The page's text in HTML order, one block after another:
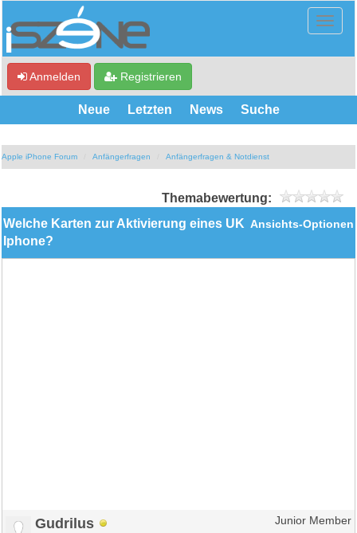
Anmelden Registrieren
Neue Letzten News Suche
Apple iPhone Forum Anfängerfragen Anfängerfragen & Notdienst
Themabewertung:
Ansichts-Optionen
Welche Karten zur Aktivierung eines UK
Iphone?
Gudrilus Junior Member